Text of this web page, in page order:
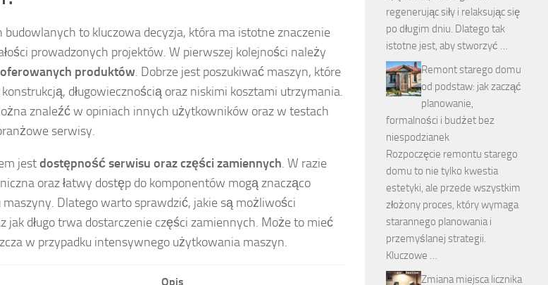
to kluczowa decyzja, która ma istotne znaczenie
prowadzonych projektów. W pierwszej kolejności należy
produktów. Dobrze jest poszukiwać maszyn, które
długowiecznością oraz niskimi kosztami utrzymania.
znaleźć w opiniach innych użytkowników oraz w testach
serwisy.
jestdostępność serwisu oraz części zamiennych. W razie
oraz łatwy dostęp do komponentów mogą znacząco
maszyny. Dlatego warto sprawdzić, jakie są możliwości
jak długo trwa dostarczenie części zamiennych. Może to mieć
w przypadku intensywnego użytkowania maszyn.
Opis
regenerując siły i relaksując się
po długim dniu. Dlatego tak
istotne jest, aby stworzyć …
Remont starego domu
od podstaw: jak zacząć
planowanie,
formalności i budżet bez
niespodzianek
Rozpoczęcie remontu starego
domu to nie tylko kwestia
estetyki, ale przede wszystkim
złożony proces, który wymaga
starannego planowania i
przemyślanej strategii.
Kluczowe …
Zmiana miejsca licznika